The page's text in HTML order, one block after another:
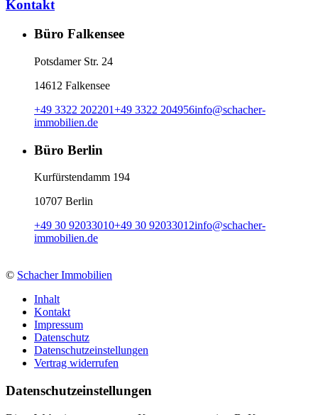
Kontakt
Büro Falkensee
Potsdamer Str. 24
14612 Falkensee
+49 3322 202201+49 3322 204956info@schacher-
immobilien.de
Büro Berlin
Kurfürstendamm 194
10707 Berlin
+49 30 92033010+49 30 92033012info@schacher-
immobilien.de
© Schacher Immobilien
Inhalt
Kontakt
Impressum
Datenschutz
Datenschutzeinstellungen
Vertrag widerrufen
Daten­schutz­ein­stellungen